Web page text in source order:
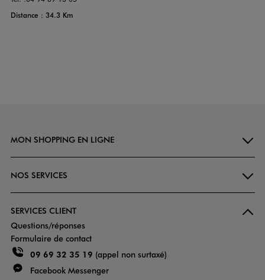
Distance : 34.3 Km
MON SHOPPING EN LIGNE
NOS SERVICES
SERVICES CLIENT
Questions/réponses
Formulaire de contact
09 69 32 35 19 (appel non surtaxé)
Facebook Messenger